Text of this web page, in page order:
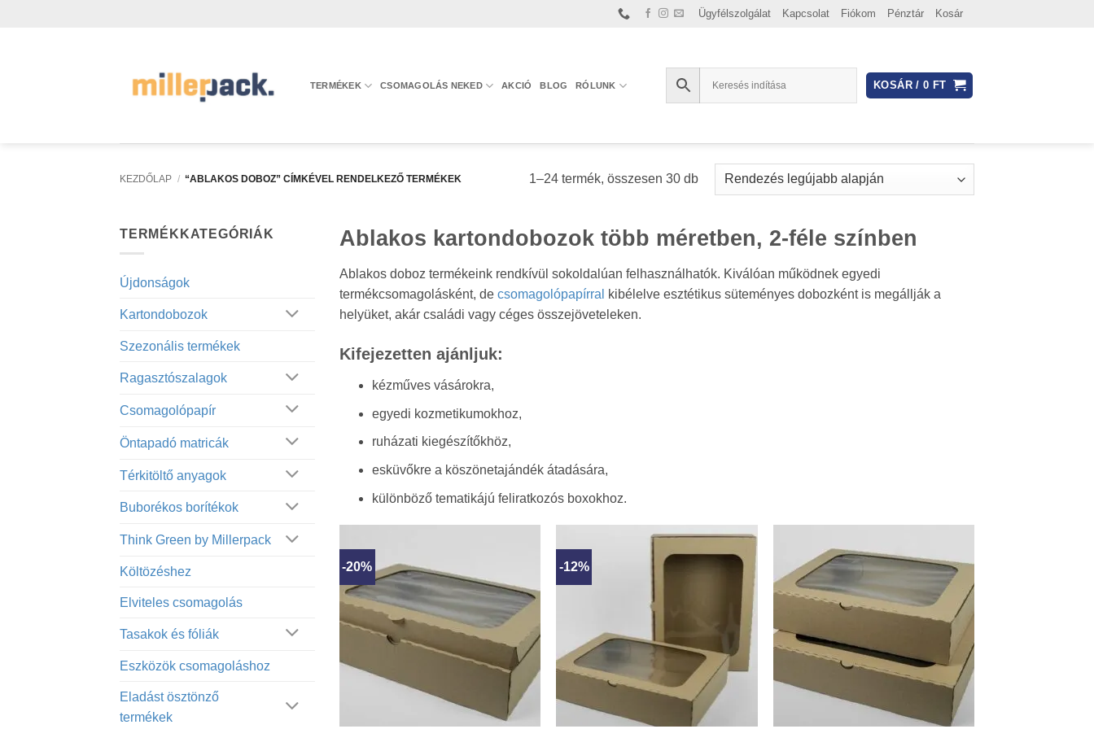
Ügyfélszolgálat Kapcsolat Fiókom Pénztár Kosár
TERMÉKEK CSOMAGOLÁS NEKED AKCIÓ BLOG RÓLUNK KOSÁR /0 FT
KEZDŐLAP / “ABLAKOS DOBOZ” CÍMKÉVEL RENDELKEZŐ TERMÉKEK 1–24 termék, összesen 30 dbSorted
TERMÉKKATEGÓRIÁK
Újdonságok
Kartondobozok
Szezonális termékek
Ragasztószalagok
Csomagolópapír
Öntapadó matricák
Térkitöltő anyagok
Buborékos borítékok
Think Green by Millerpack
Költözéshez
Elviteles csomagolás
Tasakok és fóliák
Eszközök csomagoláshoz
Eladást ösztönző
termékek
Ablakos kartondobozok több méretben, 2-féle színben
Ablakos doboz termékeink rendkívül sokoldalúan felhasználhatók. Kiválóan működnek egyedi
termékcsomagolásként, de csomagolópapírral
kibélelve esztétikus süteményes dobozként is megállják a
helyüket, akár családi vagy céges összejöveteleken.
Kifejezetten ajánljuk:
kézműves vásárokra,
egyedi kozmetikumokhoz,
ruházati kiegészítőkhöz,
esküvőkre a köszönetajándék átadására,
különböző tematikájú feliratkozós boxokhoz.
-20% -12%